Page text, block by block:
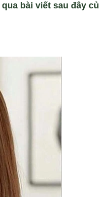
qua bài viết sau đây